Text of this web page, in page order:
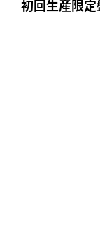
初回生産限定
初回生産限定
初回生産限定
突破
初回生産限